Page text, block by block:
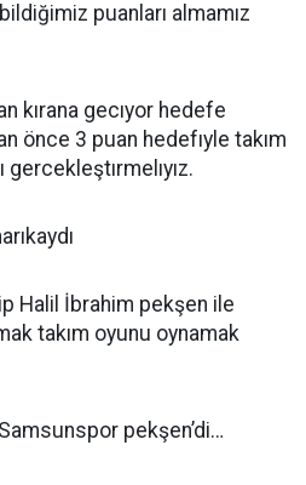
puanları almamız
kırana gecıyor hedefe
önce 3 puan hedefıyle takım
Halil İbrahim pekşen ile
takım oyunu oynamak
pekşen’di…